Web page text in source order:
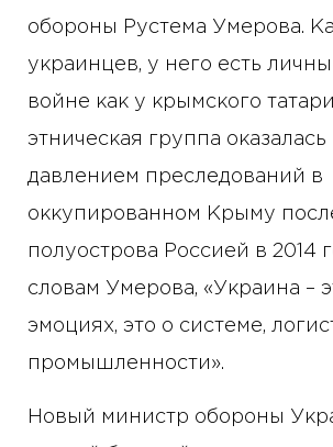
обороны Рустема Умерова.
украинцев, у него есть
войне как у крымского
этническая группа оказалась
давлением преследований в
оккупированном Крыму
полуострова Россией в 2014
словам Умерова, «Украина –
эмоциях, это о системе,
промышленности».
Новый министр обороны